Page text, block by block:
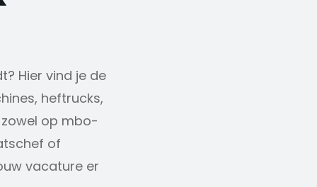
Hier vind je de
heftrucks,
op mbo-
of
vacature er